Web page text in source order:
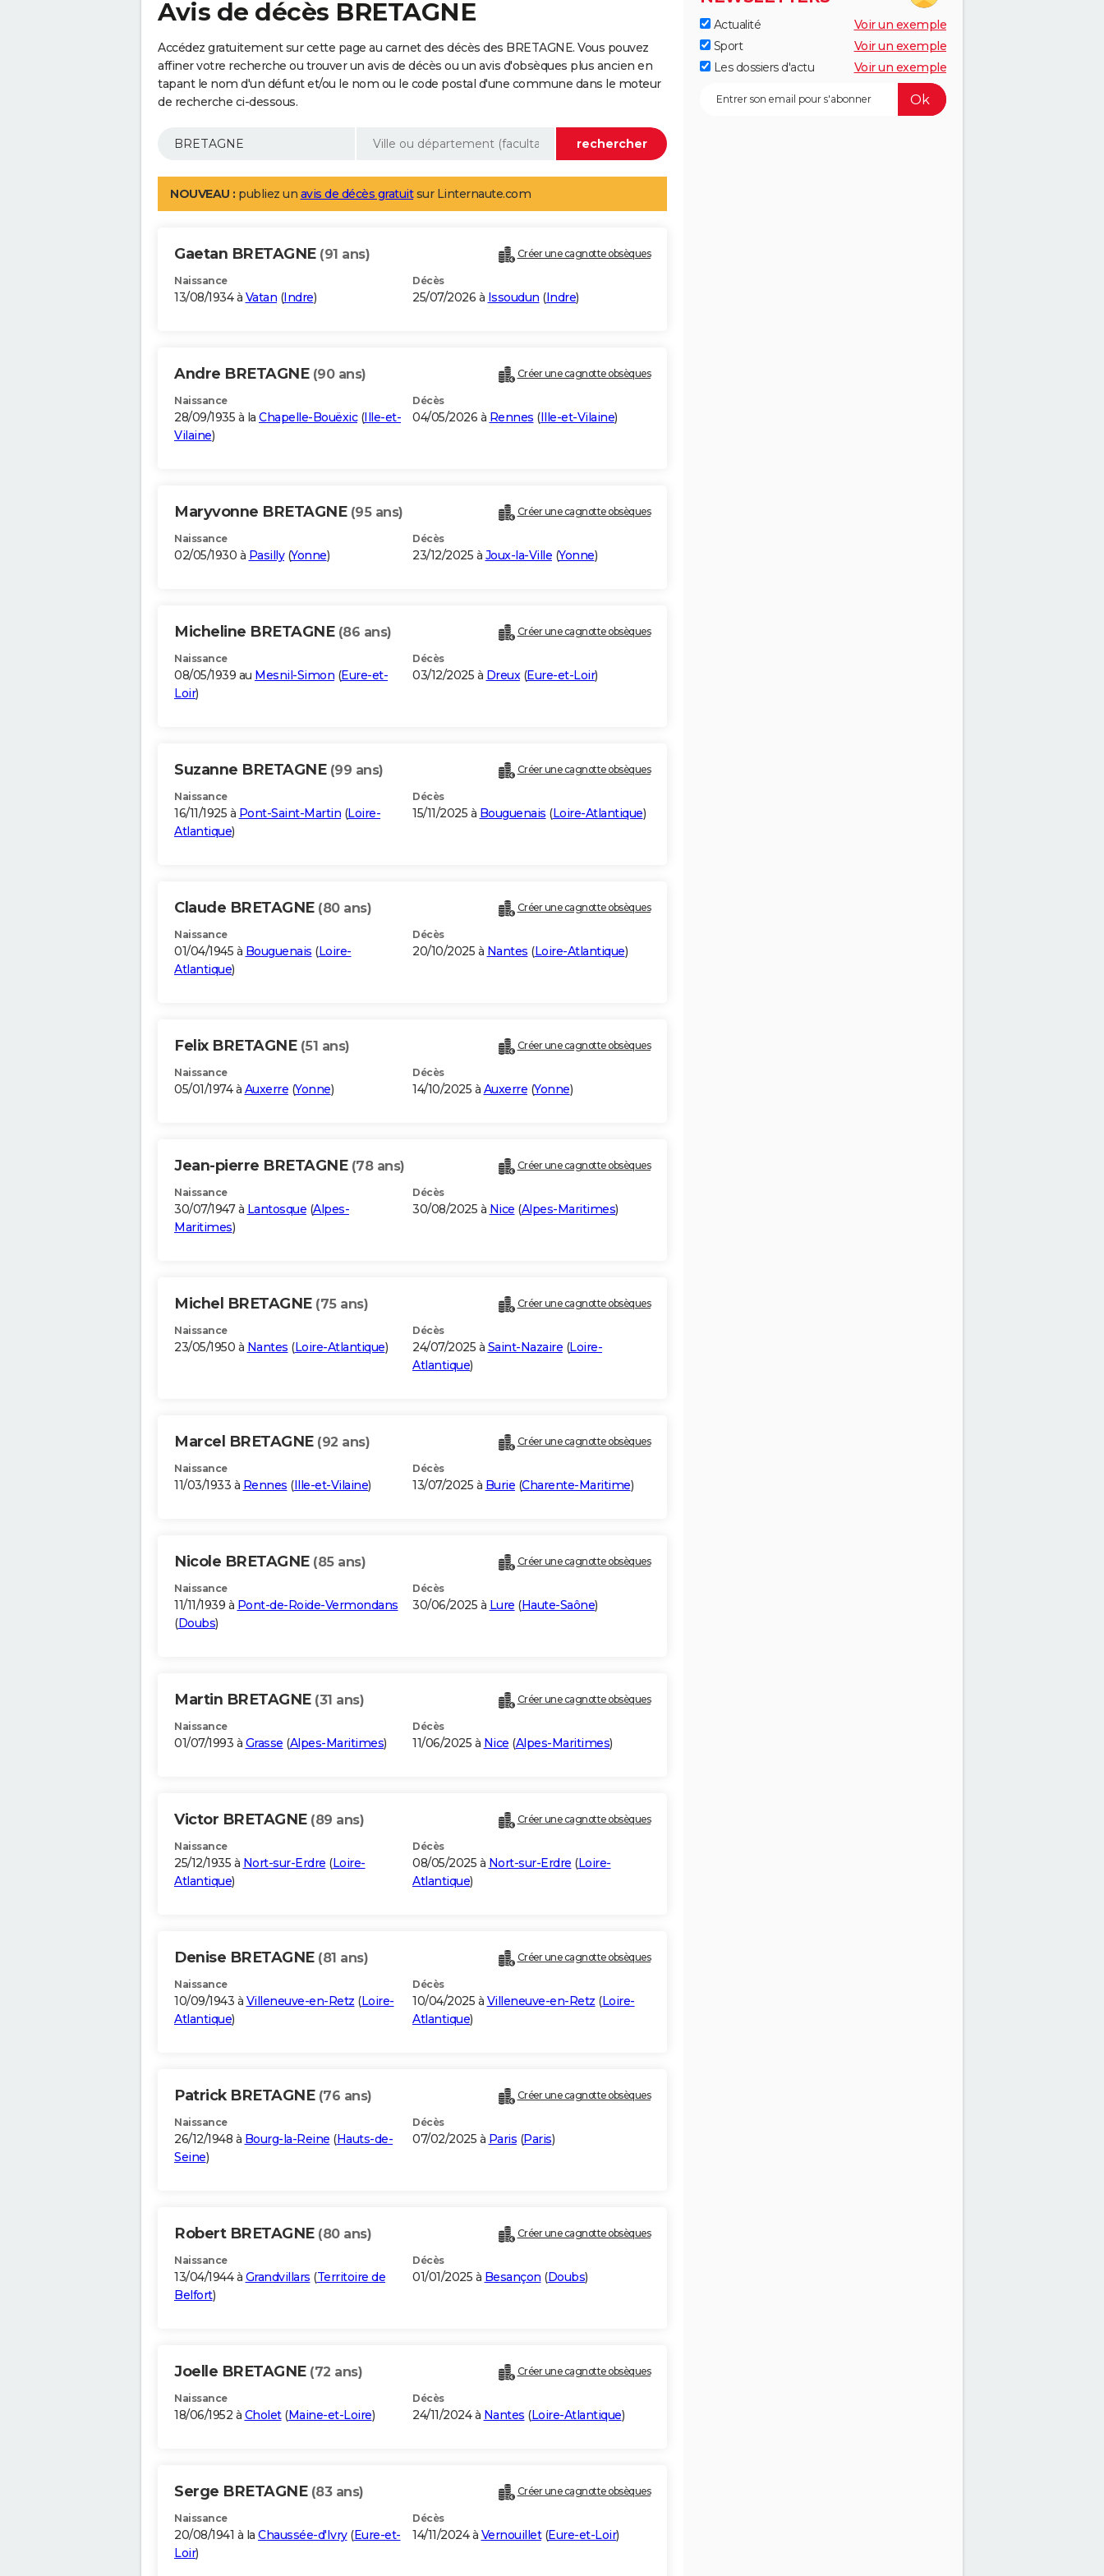
Avis de décès BRETAGNE
Accédez gratuitement sur cette page au carnet des décès des BRETAGNE. Vous pouvez
affiner votre recherche ou trouver un avis de décès ou un avis d'obsèques plus ancien en
tapant le nom d'un défunt et/ou le nom ou le code postal d'une commune dans le moteur
de recherche ci-dessous.
NOUVEAU : publiez un avis de décès gratuitsur Linternaute.com
Gaetan BRETAGNE (91 ans) Créer une cagnotte obsèques
Naissance
13/08/1934 à Vatan (Indre)
Décès
25/07/2026 à Issoudun (Indre)
Andre BRETAGNE (90 ans) Créer une cagnotte obsèques
Naissance
28/09/1935 à la Chapelle-Bouëxic(Ille-et-
Vilaine)
Décès
04/05/2026 à Rennes (Ille-et-Vilaine)
Maryvonne BRETAGNE (95 ans) Créer une cagnotte obsèques
Naissance
02/05/1930 à Pasilly(Yonne)
Décès
23/12/2025 à Joux-la-Ville (Yonne)
Micheline BRETAGNE (86 ans) Créer une cagnotte obsèques
Naissance
08/05/1939 au Mesnil-Simon (Eure-et-
Loir)
Décès
03/12/2025 à Dreux(Eure-et-Loir)
Suzanne BRETAGNE (99 ans) Créer une cagnotte obsèques
Naissance
16/11/1925 à Pont-Saint-Martin (Loire-
Atlantique)
Décès
15/11/2025 à Bouguenais (Loire-Atlantique)
Claude BRETAGNE (80 ans) Créer une cagnotte obsèques
Naissance
01/04/1945 à Bouguenais (Loire-
Atlantique)
Décès
20/10/2025 à Nantes (Loire-Atlantique)
Felix BRETAGNE (51 ans) Créer une cagnotte obsèques
Naissance
05/01/1974 à Auxerre (Yonne)
Décès
14/10/2025 à Auxerre (Yonne)
Jean-pierre BRETAGNE (78 ans) Créer une cagnotte obsèques
Naissance
30/07/1947 à Lantosque (Alpes-
Maritimes)
Décès
30/08/2025 à Nice (Alpes-Maritimes)
Michel BRETAGNE (75 ans) Créer une cagnotte obsèques
Naissance
23/05/1950 à Nantes (Loire-Atlantique)
Décès
24/07/2025 à Saint-Nazaire (Loire-
Atlantique)
Marcel BRETAGNE (92 ans) Créer une cagnotte obsèques
Naissance
11/03/1933 à Rennes (Ille-et-Vilaine)
Décès
13/07/2025 à Burie (Charente-Maritime)
Nicole BRETAGNE (85 ans) Créer une cagnotte obsèques
Naissance
11/11/1939 à Pont-de-Roide-Vermondans
(Doubs)
Décès
30/06/2025 à Lure (Haute-Saône)
Martin BRETAGNE (31 ans) Créer une cagnotte obsèques
Naissance
01/07/1993 à Grasse (Alpes-Maritimes)
Décès
11/06/2025 à Nice (Alpes-Maritimes)
Victor BRETAGNE (89 ans) Créer une cagnotte obsèques
Naissance
25/12/1935 à Nort-sur-Erdre (Loire-
Atlantique)
Décès
08/05/2025 à Nort-sur-Erdre (Loire-
Atlantique)
Denise BRETAGNE (81 ans) Créer une cagnotte obsèques
Naissance
10/09/1943 à Villeneuve-en-Retz (Loire-
Atlantique)
Décès
10/04/2025 à Villeneuve-en-Retz (Loire-
Atlantique)
Patrick BRETAGNE (76 ans) Créer une cagnotte obsèques
Naissance
26/12/1948 à Bourg-la-Reine (Hauts-de-
Seine)
Décès
07/02/2025 à Paris (Paris)
Robert BRETAGNE (80 ans) Créer une cagnotte obsèques
Naissance
13/04/1944 à Grandvillars (Territoire de
Belfort)
Décès
01/01/2025 à Besançon (Doubs)
Joelle BRETAGNE (72 ans) Créer une cagnotte obsèques
Naissance
18/06/1952 à Cholet(Maine-et-Loire)
Décès
24/11/2024 à Nantes (Loire-Atlantique)
Serge BRETAGNE (83 ans) Créer une cagnotte obsèques
Naissance
20/08/1941 à la Chaussée-d'Ivry(Eure-et-
Loir)
Décès
14/11/2024 à Vernouillet(Eure-et-Loir)
Actualité
Voir un exemple
Sport
Voir un exemple
Les dossiers d'actu
Voir un exemple